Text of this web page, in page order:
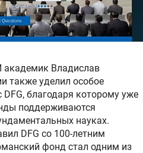
академик Владислав
также уделил особое
благодаря которому уже
поддерживаются
науках.
DFG со 100-летним
фонд стал одним из